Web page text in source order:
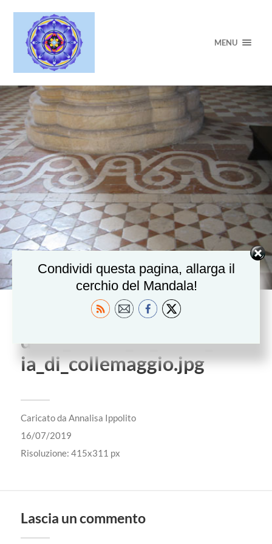
MENU
l_aquila_pavimentazione_
della_chiesa_di_santa_mar
ia_di_collemaggio.jpg
Caricato da Annalisa Ippolito
16/07/2019
Risoluzione: 415x311 px
Lascia un commento
Condividi questa pagina, allarga il
cerchio del Mandala!